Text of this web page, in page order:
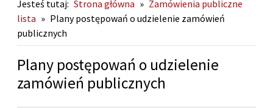
Jesteś tutaj: Strona główna » Zamówienia publiczne
lista » Plany postępowań o udzielenie zamówień
publicznych
Plany postępowań o udzielenie
zamówień publicznych